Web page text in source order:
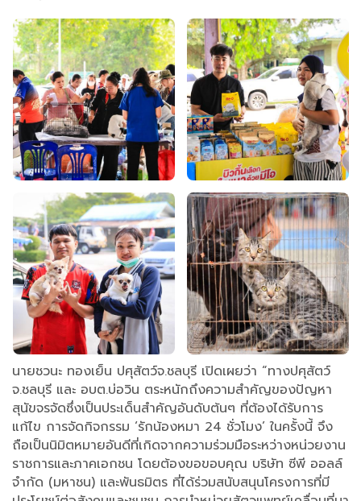
นายชวนะ ทองเย็น ปศุสัตว์จ.ชลบุรี เปิดเผยว่า “ทางปศุสัตว์
จ.ชลบุรี และ อบต.บ่อวิน ตระหนักถึงความสำคัญของปัญหา
สุนัขจรจัดซึ่งเป็นประเด็นสำคัญอันดับต้นๆ ที่ต้องได้รับการ
แก้ไข การจัดกิจกรรม ‘รักน้องหมา 24 ชั่วโมง’ ในครั้งนี้ จึง
ถือเป็นนิมิตหมายอันดีที่เกิดจากความร่วมมือระหว่างหน่วยงาน
ราชการและภาคเอกชน โดยต้องขอขอบคุณ บริษัท ซีพี ออลล์
จำกัด (มหาชน) และพันธมิตร ที่ได้ร่วมสนับสนุนโครงการที่มี